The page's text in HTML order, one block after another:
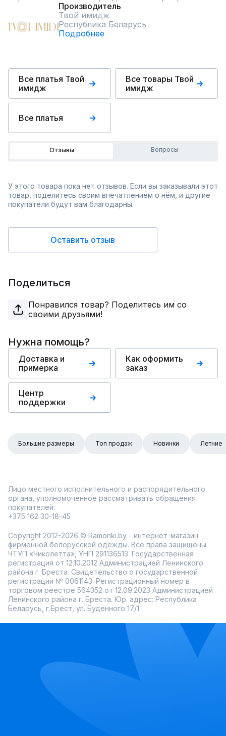
Производитель
Твой имидж
Республика Беларусь
Подробнее
Все платья Твой
имидж
Все товары Твой
имидж
Все платья
Отзывы Вопросы
У этого товара пока нет отзывов. Если вы заказывали этот
товар, поделитесь своим впечатлением о нём, и другие
покупатели будут вам благодарны.
Оставить отзыв
Поделиться
Понравился товар? Поделитесь им со
своими друзьями!
Нужна помощь?
Доставка и
примерка
Как оформить
заказ
Центр
поддержки
Большие размеры Топ продаж Новинки Летние
Лицо местного исполнительного и распорядительного
органа, уполномоченное рассматривать обращения
покупателей:
+375 162 30-18-45
Copyright 2012-2026 © Ramonki.by - интернет-магазин
фирменной белорусской одежды. Все права защищены.
ЧТУП «Чиколетта», УНП 291136513. Государственная
регистрация от 12.10.2012 Администрацией Ленинского
района г. Бреста. Свидетельство о государственной
регистрации № 0061143. Регистрационный номер в
торговом реестре 564352 от 12.09.2023 Администрацией
Ленинского района г. Бреста. Юр. адрес: Республика
Беларусь, г.Брест, ул. Буденного 17/1.